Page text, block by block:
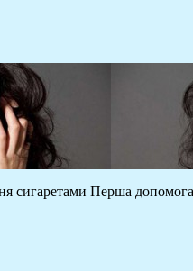
сигаретами Перша